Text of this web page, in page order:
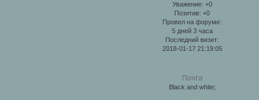
Уважение: +0
Позитив: +0
Провел на форуме:
5 дней 3 часа
Последний визит:
2018-01-17 21:19:05
Почта
Black and white;